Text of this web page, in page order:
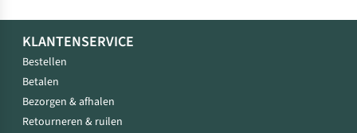
KLANTENSERVICE
Bestellen
Betalen
Bezorgen & afhalen
Retourneren & ruilen